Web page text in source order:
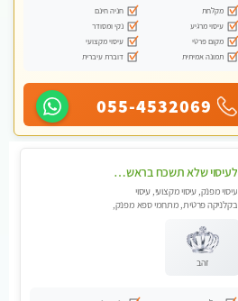
מקלחת
חניה חינם
עיסוי מרגיע
נקי ומסודר
מקום פרטי
עיסוי מקצועי
תמונה אמיתית
דוברת עיברית
055-4532069
לעיסוי שלא תשכח בראשון לציון
עיסוי מפנק, עיסוי מקצועי, עיסוי
בקלניקה פרטית, מתחמי ספא מפנק,
זהב